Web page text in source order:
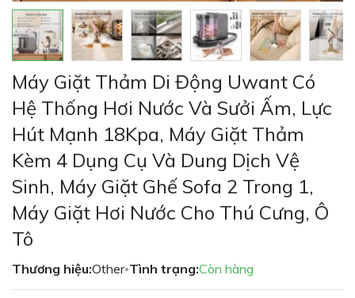
đến
phần
đầu
của
thư
hình
ảnh
Máy Giặt Thảm Di Động Uwant Có
Hệ Thống Hơi Nước Và Sưởi Ấm, Lực
Hút Mạnh 18Kpa, Máy Giặt Thảm
Kèm 4 Dụng Cụ Và Dung Dịch Vệ
Sinh, Máy Giặt Ghế Sofa 2 Trong 1,
Máy Giặt Hơi Nước Cho Thú Cưng, Ô
Tô
Thương hiệu:Other•Tình trạng:Còn hàng